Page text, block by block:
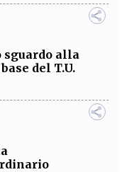
sguardo alla
del T.U.